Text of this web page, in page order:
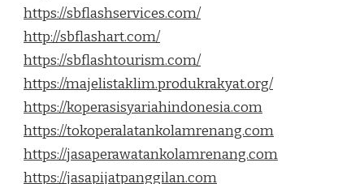
https://sbflashservices.com/
http://sbflashart.com/
https://sbflashtourism.com/
https://majelistaklim.produkrakyat.org/
https://koperasisyariahindonesia.com
https://tokoperalatankolamrenang.com
https://jasaperawatankolamrenang.com
https://jasapijatpanggilan.com